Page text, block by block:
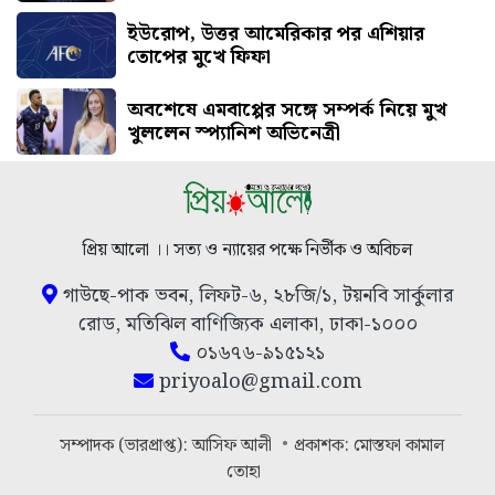
ইউরোপ, উত্তর আমেরিকার পর এশিয়ার
তোপের মুখে ফিফা
অবশেষে এমবাপ্পের সঙ্গে সম্পর্ক নিয়ে মুখ
খুললেন স্প্যানিশ অভিনেত্রী
প্রিয় আলো ।। সত্য ও ন্যায়ের পক্ষে নির্ভীক ও অবিচল
গাউছে-পাক ভবন, লিফট-৬, ২৮জি/১, টয়নবি সার্কুলার
রোড, মতিঝিল বাণিজ্যিক এলাকা, ঢাকা-১০০০
০১৬৭৬-৯১৫১২১
priyoalo@gmail.com
সম্পাদক (ভারপ্রাপ্ত): আসিফ আলী
প্রকাশক: মোস্তফা কামাল
তোহা